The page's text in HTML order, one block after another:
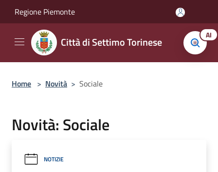
Regione Piemonte
Città di Settimo Torinese AI
Home > Novità > Sociale
Novità: Sociale
NOTIZIE